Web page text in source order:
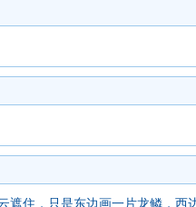
遮住，只是东边画一片龙鳞，